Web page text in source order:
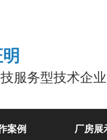
服务型技术企业
案例 厂房展